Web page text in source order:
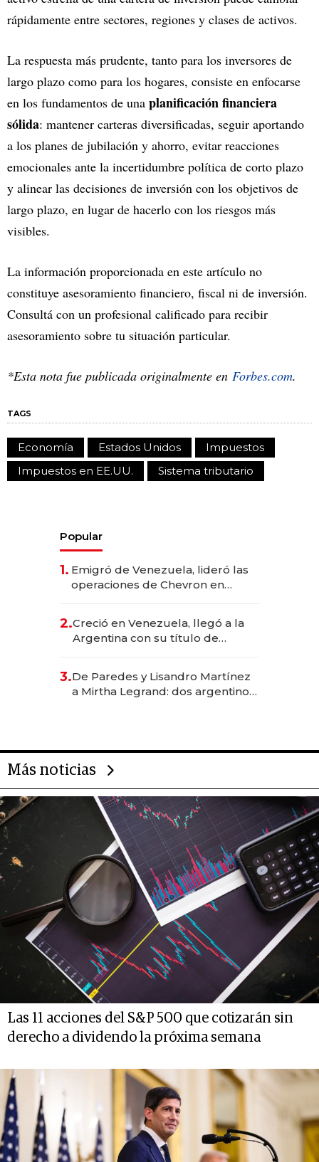
rápidamente entre sectores, regiones y clases de activos.
La respuesta más prudente, tanto para los inversores de
largo plazo como para los hogares, consiste en enfocarse
en los fundamentos de una planificación financiera
sólida: mantener carteras diversificadas, seguir aportando
a los planes de jubilación y ahorro, evitar reacciones
emocionales ante la incertidumbre política de corto plazo
y alinear las decisiones de inversión con los objetivos de
largo plazo, en lugar de hacerlo con los riesgos más
visibles.
La información proporcionada en este artículo no
constituye asesoramiento financiero, fiscal ni de inversión.
Consultá con un profesional calificado para recibir
asesoramiento sobre tu situación particular.
*Esta nota fue publicada originalmente en Forbes.com.
TAGS
Economía Estados Unidos
Impuestos
Impuestos en EE.UU.
Sistema tributario
Popular
1. Emigró de Venezuela, lideró las
operaciones de Chevron en
2.Creció en Venezuela, llegó a la
Argentina con su título de
las marcas "fast premium"
3.De Paredes y Lisandro Martínez
a Mirtha Legrand: dos argentinos
Más noticias
Las 11 acciones del S&P 500 que cotizarán sin
derecho a dividendo la próxima semana